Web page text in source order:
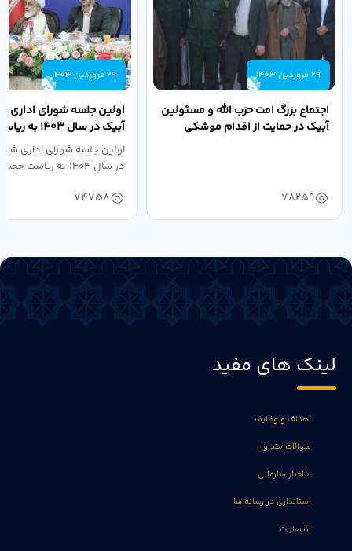
29 فروردین 1403
اجتماع بزرگ امت حزب الله و مسئولین
آبیک در حمایت از اقدام موشکی
78259
29 فروردین 1403
اولین جلسه شورای اداری
آبیک در سال
اله مددخانی...
اولین جلسه شورای اداری
در سال ۱۴۰۳ به ریاست حجت اله...
74758
لینک های مفید
اهداف و وظایف
سوالات متداول
ساختار سازمانی
استانداری در رسانه ها
انتصابات